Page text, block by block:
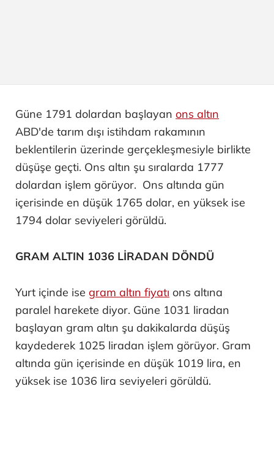
Güne 1791 dolardan başlayan ons altın
ABD'de tarım dışı istihdam rakamının
beklentilerin üzerinde gerçekleşmesiyle birlikte
düşüşe geçti. Ons altın şu sıralarda 1777
dolardan işlem görüyor. Ons altında gün
içerisinde en düşük 1765 dolar, en yüksek ise
1794 dolar seviyeleri görüldü.
GRAM ALTIN 1036 LİRADAN DÖNDÜ
Yurt içinde ise gram altın fiyatı ons altına
paralel harekete diyor. Güne 1031 liradan
başlayan gram altın şu dakikalarda düşüş
kaydederek 1025 liradan işlem görüyor. Gram
altında gün içerisinde en düşük 1019 lira, en
yüksek ise 1036 lira seviyeleri görüldü.